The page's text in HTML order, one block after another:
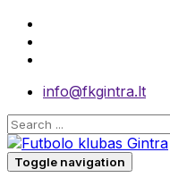
info@fkgintra.lt
Toggle navigation